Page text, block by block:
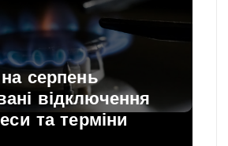
серпень
відключення
та терміни